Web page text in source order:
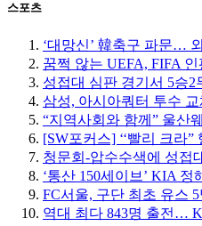
스포츠
‘대망신’ 韓축구 파문…
꿈쩍 않는 UEFA, FIFA
성접대 심판 경기서 5승2
삼성, 아시아쿼터 투수
“지역사회와 함께” 울산
[SW포커스] ‘‘빨리 크라
청문회-압수수색에 성접
‘통산 150세이브’ KIA
FC서울, 구단 최초 유스
역대 최다 843명 출전…